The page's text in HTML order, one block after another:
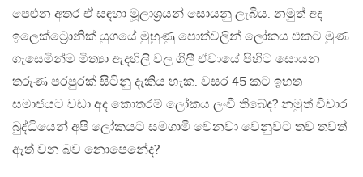
පෙළුන අතර ඒ සඳහා මූලාශ්‍රයන් සොයනු ලැබීය. නමුත් අද
ඉලෙක්ට්‍රොනික් යුගයේ මුහුණු පොත්වලින් ලෝකය එකට මුණ
ගැසෙමින්ම මිත්‍යා ඇදහිලි වල ගිලී ඒවායේ පිහිට සොයන
තරුණ පරපුරක් සිටිනු දැකිය හැක. වසර 45 කට ඉහත
සමාජයට වඩා අද කොතරම් ලෝකය ලංවී තිබේද? නමුත් විචාර
බුද්ධියෙන් අපි ලෝකයට සමගාමී වෙනවා වෙනුවට තව තවත්
ඈත් වන බව නොපෙනේද?